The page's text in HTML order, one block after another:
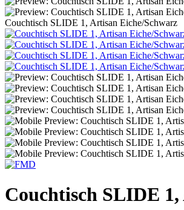
Couchtisch SLIDE 1, Artisan Eiche/Schwarz
Couchtisch SLIDE